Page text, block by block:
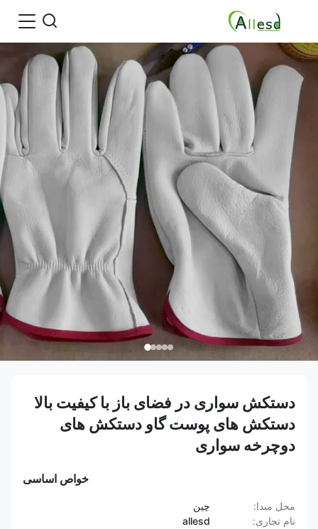
دستکش سواری در فضای باز با کیفیت بالا
دستکش های پوست گاو دستکش های
دوچرخه سواری
خواص اساسی
محل مبدا:
چین
نام تجاری:
allesd